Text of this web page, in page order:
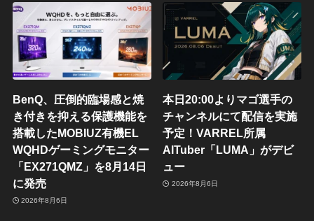
BenQ、圧倒的臨場感と焼
き付きを抑える保護機能を
搭載したMOBIUZ有機EL
WQHDゲーミングモニター
「EX271QMZ」を8月14日
に発売
2026年8月6日
本日20:00よりマゴ選手の
チャンネルにて配信を実施
予定！VARREL所属
AITuber「LUMA」がデビ
ュー
2026年8月6日